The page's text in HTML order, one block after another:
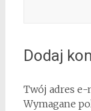
Dodaj
Twój adres
Wymagane